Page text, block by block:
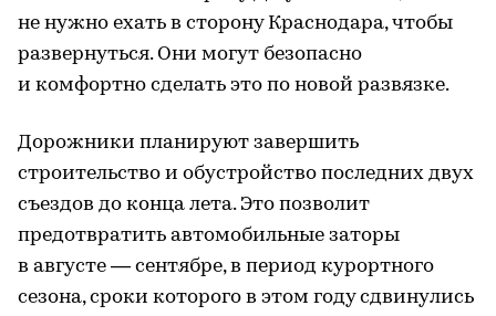
не нужно ехать в сторону Краснодара, чтобы
развернуться. Они могут безопасно
и комфортно сделать это по новой развязке.
Дорожники планируют завершить
строительство и обустройство последних двух
съездов до конца лета. Это позволит
предотвратить автомобильные заторы
в августе — сентябре, в период курортного
сезона, сроки которого в этом году сдвинулись